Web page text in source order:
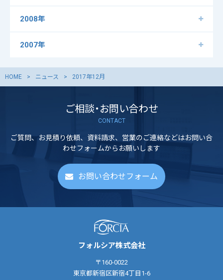
2008年
2007年
HOME ニュース 2017年12月
ご相談・お問い合わせ
CONTACT
ご質問、お見積り依頼、資料請求、営業のご連絡などはお問い合
わせフォームからお願いします
お問い合わせフォーム
フォルシア株式会社
〒160-0022
東京都新宿区新宿4丁目1-6